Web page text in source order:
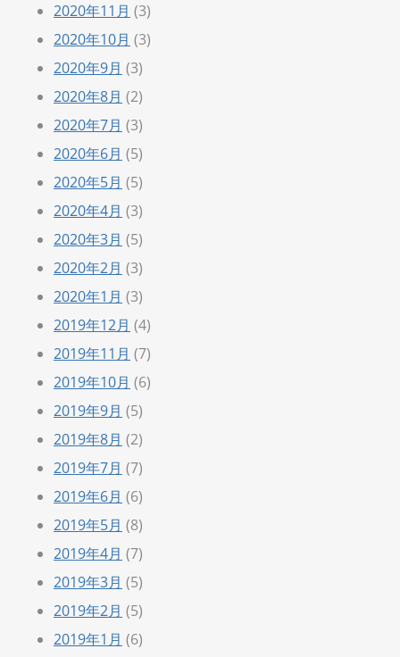
2020年11月 (3)
2020年10月 (3)
2020年9月 (3)
2020年8月 (2)
2020年7月 (3)
2020年6月 (5)
2020年5月 (5)
2020年4月 (3)
2020年3月 (5)
2020年2月 (3)
2020年1月 (3)
2019年12月 (4)
2019年11月 (7)
2019年10月 (6)
2019年9月 (5)
2019年8月 (2)
2019年7月 (7)
2019年6月 (6)
2019年5月 (8)
2019年4月 (7)
2019年3月 (5)
2019年2月 (5)
2019年1月 (6)